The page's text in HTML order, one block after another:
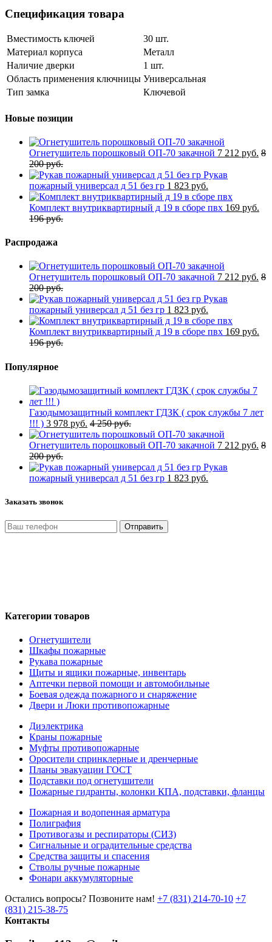
Спецификация товара
Вместимость ключей
30 шт.
Материал корпуса
Металл
Наличие дверки
1 шт.
Область применения ключницы Универсальная
Тип замка
Ключевой
Новые позиции
Огнетушитель порошковый ОП-70 закачной 7 212 руб. 8
200 руб.
Рукав
пожарный универсал д 51 без гр 1 823 руб.
Комплект внутриквартирный д 19 в сборе пвх 169 руб.
196 руб.
Распродажа
Огнетушитель порошковый ОП-70 закачной 7 212 руб. 8
200 руб.
Рукав
пожарный универсал д 51 без гр 1 823 руб.
Комплект внутриквартирный д 19 в сборе пвх 169 руб.
196 руб.
Популярное
Газодымозащитный комплект ГДЗК ( срок службы 7 лет
!!! ) 3 978 руб. 4 250 руб.
Огнетушитель порошковый ОП-70 закачной 7 212 руб. 8
200 руб.
Рукав
пожарный универсал д 51 без гр 1 823 руб.
Заказать звонок
Отправить
Категории товаров
Огнетушители
Шкафы пожарные
Рукава пожарные
Щиты и ящики пожарные, инвентарь
Аптечки первой помощи и автомобильные
Боевая одежда пожарного и снаряжение
Двери и Люки противопожарные
Диэлектрика
Краны пожарные
Муфты противопожарные
Оросители спринклерные и дренчерные
Планы эвакуации ГОСТ
Подставки под огнетушители
Пожарные гидранты, колонки КПА, подставки, фланцы
Пожарная и водопенная арматура
Полиграфия
Противогазы и респираторы (СИЗ)
Сигнальные и оградительные средства
Средства защиты и спасения
Стволы ручные пожарные
Фонари аккумуляторные
Остались вопросы? Позвоните нам! +7 (831) 214-70-10 +7
(831) 215-38-75
Контакты